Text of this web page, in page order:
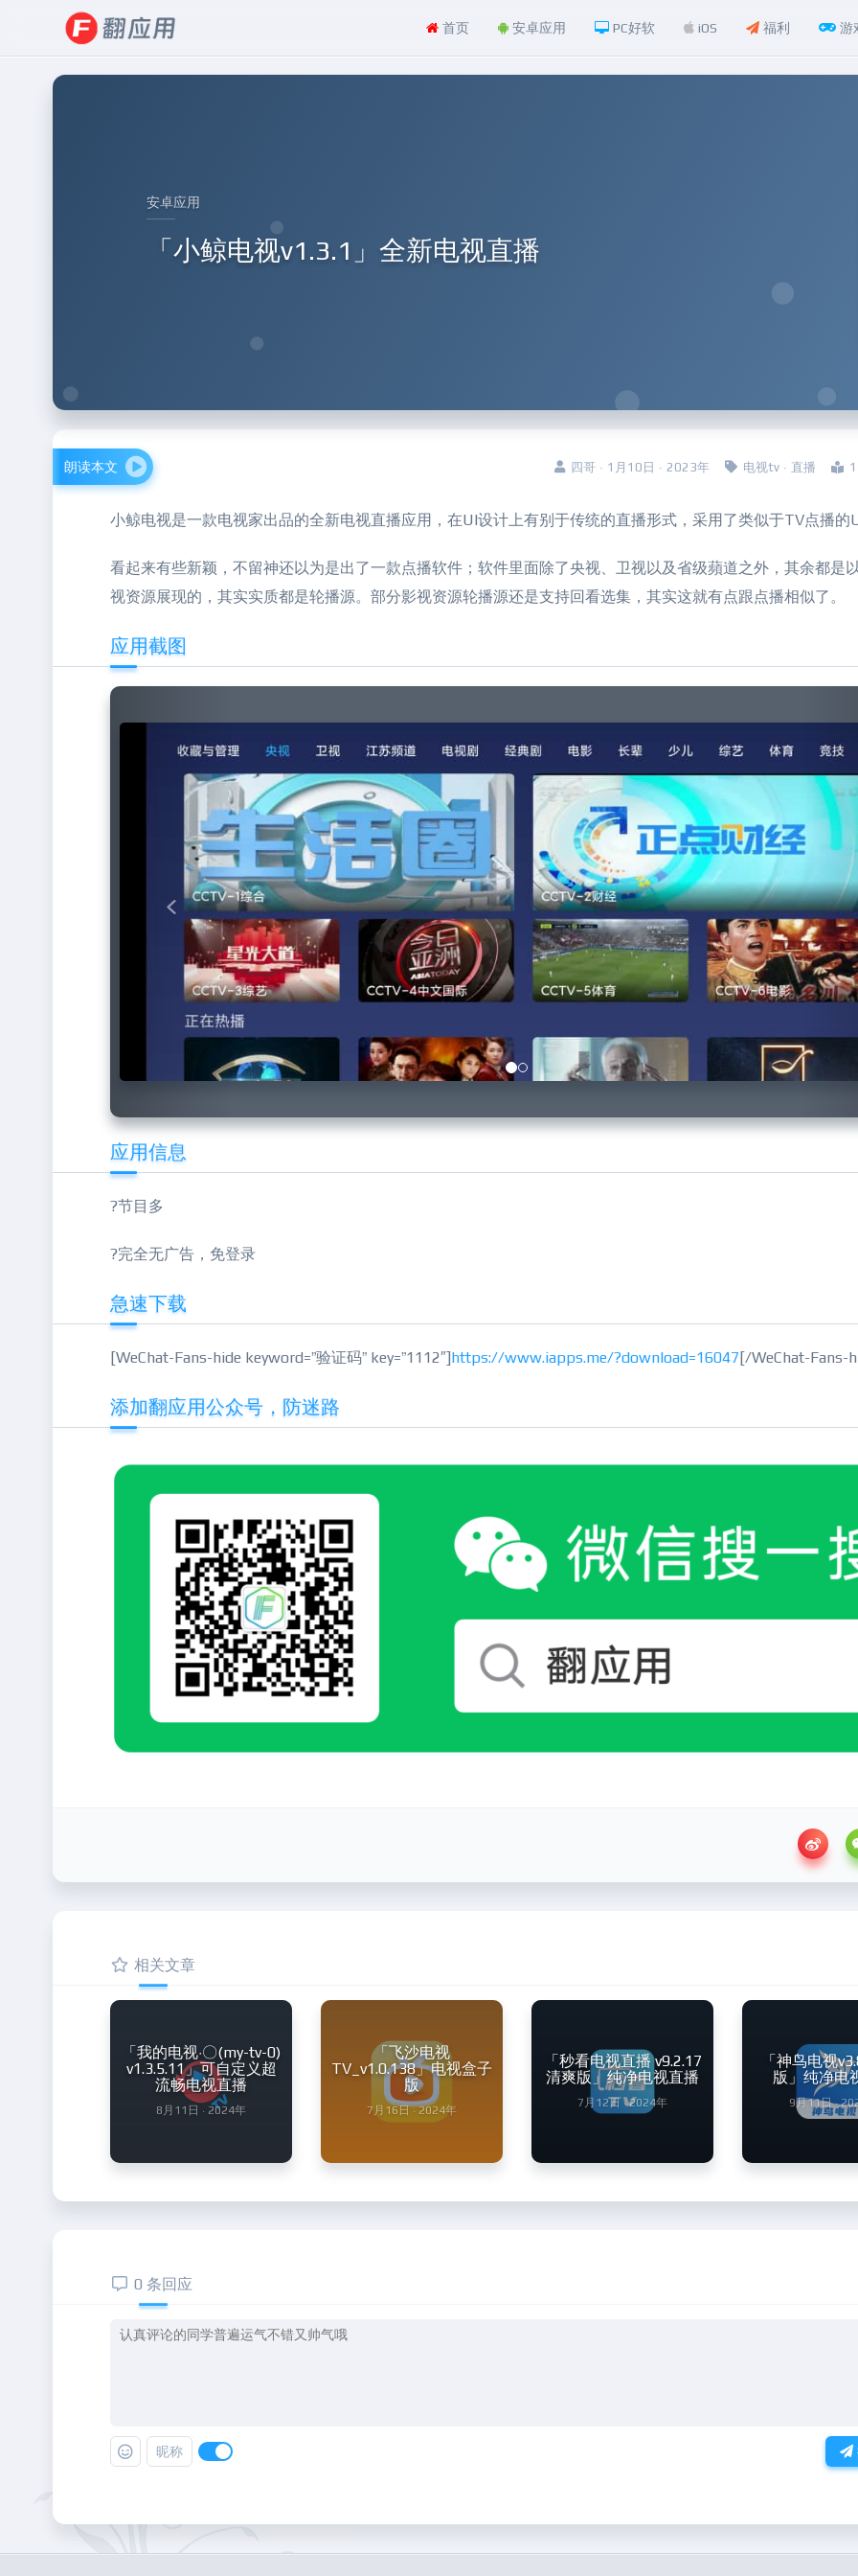
首页 安卓应用 PC好软 iOS 福利 游
安卓应用
「小鲸电视v1.3.1」全新电视直播
四哥 · 1月10日 · 2023年 电视tv· 直播
朗读本文
小鲸电视是一款电视家出品的全新电视直播应用，在UI设计上有别于传统的直播形式，采用了类似于TV点播的
看起来有些新颖，不留神还以为是出了一款点播软件；软件里面除了央视、卫视以及省级蘋道之外，其余都是
视资源展现的，其实实质都是轮播源。部分影视资源轮播源还是支持回看选集，其实这就有点跟点播相似了。
应用截图
应用信息
?节目多
?完全无广告，免登录
急速下载
[WeChat-Fans-hide keyword=”验证码” key=”1112″]https://www.iapps.me/?download=16047[/WeChat-Fans-
添加翻应用公众号，防迷路
相关文章
「我的电视·〇(my-tv-0)
v1.3.5.11」可自定义超
流畅电视直播
8月11日 · 2024年
「飞沙电视
TV_v1.0.138」电视盒子
版
7月16日 · 2024年
「秒看电视直播 v9.2.17
清爽版」纯净电视直播
7月12日 · 2024年
「神鸟电视
版」纯净电
9月11日 ·
0 条回应
昵称